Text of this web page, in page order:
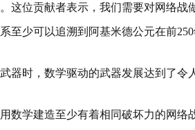
这位贡献者表示，我们需要对网络战
至少可以追溯到阿基米德公元在前
器时，数学驱动的武器发展达到了令
数学建造至少有着相同破坏力的网络